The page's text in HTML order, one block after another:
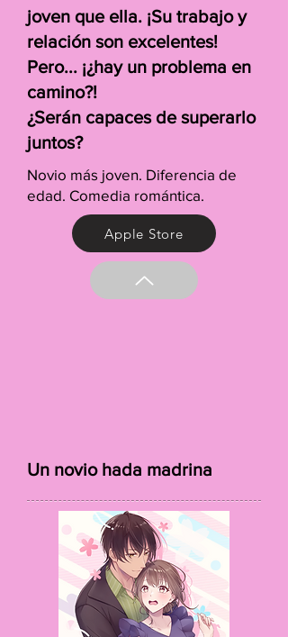
joven que ella. ¡Su trabajo y
relación son excelentes!
Pero... ¡¿hay un problema en
camino?!
¿Serán capaces de superarlo
juntos?
Novio más joven. Diferencia de
edad. Comedia romántica.
Apple Store
Un novio hada madrina